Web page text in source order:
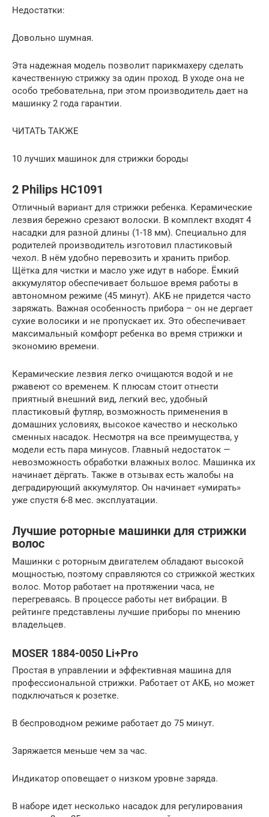
Недостатки:
Довольно шумная.
Эта надежная модель позволит парикмахеру сделать
качественную стрижку за один проход. В уходе она не
особо требовательна, при этом производитель дает на
машинку 2 года гарантии.
ЧИТАТЬ ТАКЖЕ
10 лучших машинок для стрижки бороды
2 Philips HC1091
Отличный вариант для стрижки ребенка. Керамические
лезвия бережно срезают волоски. В комплект входят 4
насадки для разной длины (1-18 мм). Специально для
родителей производитель изготовил пластиковый
чехол. В нём удобно перевозить и хранить прибор.
Щётка для чистки и масло уже идут в наборе. Ёмкий
аккумулятор обеспечивает большое время работы в
автономном режиме (45 минут). АКБ не придется часто
заряжать. Важная особенность прибора – он не дергает
сухие волосики и не пропускает их. Это обеспечивает
максимальный комфорт ребенка во время стрижки и
экономию времени.
Керамические лезвия легко очищаются водой и не
ржавеют со временем. К плюсам стоит отнести
приятный внешний вид, легкий вес, удобный
пластиковый футляр, возможность применения в
домашних условиях, высокое качество и несколько
сменных насадок. Несмотря на все преимущества, у
модели есть пара минусов. Главный недостаток —
невозможность обработки влажных волос. Машинка их
начинает дёргать. Также в отзывах есть жалобы на
деградирующий аккумулятор. Он начинает «умирать»
уже спустя 6-8 мес. эксплуатации.
Лучшие роторные машинки для стрижки
волос
Машинки с роторным двигателем обладают высокой
мощностью, поэтому справляются со стрижкой жестких
волос. Мотор работает на протяжении часа, не
перегреваясь. В процессе работы нет вибрации. В
рейтинге представлены лучшие приборы по мнению
владельцев.
MOSER 1884-0050 Li+Pro
Простая в управлении и эффективная машина для
профессиональной стрижки. Работает от АКБ, но может
подключаться к розетке.
В беспроводном режиме работает до 75 минут.
Заряжается меньше чем за час.
Индикатор оповещает о низком уровне заряда.
В наборе идет несколько насадок для регулирования